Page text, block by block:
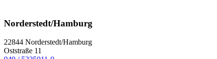
Norderstedt/Hamburg
22844 Norderstedt/Hamburg
Oststraße 11